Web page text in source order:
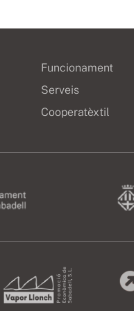
Funcionament
Serveis
Cooperatèxtil